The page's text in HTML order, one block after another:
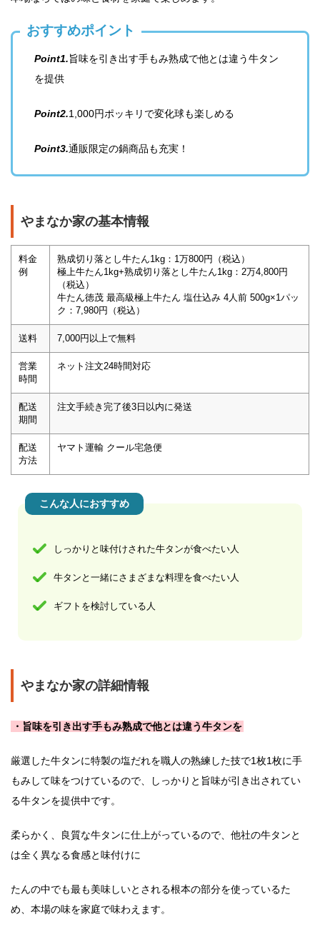
おすすめポイント
Point1.旨味を引き出す手もみ熟成で他とは違う牛タン
を提供
Point2.1,000円ポッキリで変化球も楽しめる
Point3.通販限定の鍋商品も充実！
やまなか家の基本情報
料金
例
熟成切り落とし牛たん1kg：1万800円（税込）
極上牛たん1kg+熟成切り落とし牛たん1kg：2万4,800円
（税込）
牛たん徳茂 最高級極上牛たん 塩仕込み 4人前 500g×1パッ
ク：7,980円（税込）
送料 7,000円以上で無料
営業
時間
ネット注文24時間対応
配送
期間
注文手続き完了後3日以内に発送
配送
方法
ヤマト運輸 クール宅急便
こんな人におすすめ
しっかりと味付けされた牛タンが食べたい人
牛タンと一緒にさまざまな料理を食べたい人
ギフトを検討している人
やまなか家の詳細情報
・旨味を引き出す手もみ熟成で他とは違う牛タンを
厳選した牛タンに特製の塩だれを職人の熟練した技で1枚1枚に手
もみして味をつけているので、しっかりと旨味が引き出されてい
る牛タンを提供中です。
柔らかく、良質な牛タンに仕上がっているので、他社の牛タンと
は全く異なる食感と味付けに
たんの中でも最も美味しいとされる根本の部分を使っているた
め、本場の味を家庭で味わえます。